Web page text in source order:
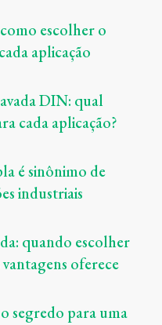
escolher o
aplicação
DIN: qual
cada aplicação?
é sinônimo de
industriais
quando escolher
oferece
segredo para uma